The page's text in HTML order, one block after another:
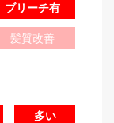
ブリーチ有
髪質改善
多い